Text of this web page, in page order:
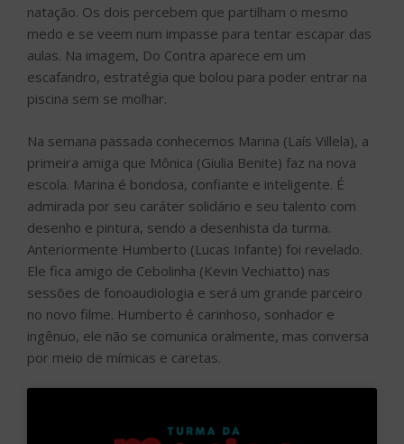
natação. Os dois percebem que partilham o mesmo
medo e se veem num impasse para tentar escapar das
aulas. Na imagem, Do Contra aparece em um
escafandro, estratégia que bolou para poder entrar na
piscina sem se molhar.
Na semana passada conhecemos Marina (Laís Villela), a
primeira amiga que Mônica (Giulia Benite) faz na nova
escola. Marina é bondosa, confiante e inteligente. É
admirada por seu caráter solidário e seu talento com
desenho e pintura, sendo a desenhista da turma.
Anteriormente Humberto (Lucas Infante) foi revelado.
Ele fica amigo de Cebolinha (Kevin Vechiatto) nas
sessões de fonoaudiologia e será um grande parceiro
no novo filme. Humberto é carinhoso, sonhador e
ingênuo, ele não se comunica oralmente, mas conversa
por meio de mímicas e caretas.